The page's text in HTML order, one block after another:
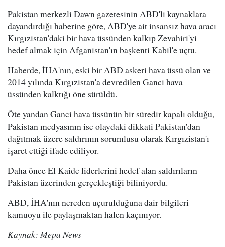
Pakistan merkezli Dawn gazetesinin ABD'li kaynaklara
dayandırdığı haberine göre, ABD'ye ait insansız hava aracı
Kırgızistan'daki bir hava üssünden kalkıp Zevahiri'yi
hedef almak için Afganistan'ın başkenti Kabil'e uçtu.
Haberde, İHA'nın, eski bir ABD askeri hava üssü olan ve
2014 yılında Kırgızistan'a devredilen Ganci hava
üssünden kalktığı öne sürüldü.
Öte yandan Ganci hava üssünün bir süredir kapalı olduğu,
Pakistan medyasının ise olaydaki dikkati Pakistan'dan
dağıtmak üzere saldırının sorumlusu olarak Kırgızistan'ı
işaret ettiği ifade ediliyor.
Daha önce El Kaide liderlerini hedef alan saldırıların
Pakistan üzerinden gerçekleştiği biliniyordu.
ABD, İHA'nın nereden uçurulduğuna dair bilgileri
kamuoyu ile paylaşmaktan halen kaçınıyor.
Kaynak: Mepa News